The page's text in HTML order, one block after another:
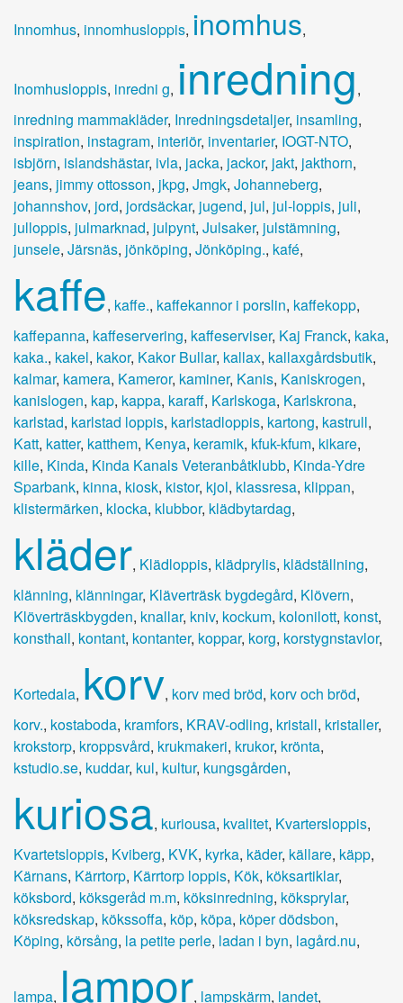
Innomhus, innomhusloppis, inomhus,
Inomhusloppis, inredni g, inredning,
inredning mammakläder, Inredningsdetaljer, insamling,
inspiration, instagram, interiör, inventarier, IOGT-NTO,
isbjörn, islandshästar, ivla, jacka, jackor, jakt, jakthorn,
jeans, jimmy ottosson, jkpg, Jmgk, Johanneberg,
johannshov, jord, jordsäckar, jugend, jul, jul-loppis, juli,
julloppis, julmarknad, julpynt, Julsaker, julstämning,
junsele, Järsnäs, jönköping, Jönköping., kafé,
kaffe, kaffe., kaffekannor i porslin, kaffekopp,
kaffepanna, kaffeservering, kaffeserviser, Kaj Franck, kaka,
kaka., kakel, kakor, Kakor Bullar, kallax, kallaxgårdsbutik,
kalmar, kamera, Kameror, kaminer, Kanis, Kaniskrogen,
kanislogen, kap, kappa, karaff, Karlskoga, Karlskrona,
karlstad, karlstad loppis, karlstadloppis, kartong, kastrull,
Katt, katter, katthem, Kenya, keramik, kfuk-kfum, kikare,
kille, Kinda, Kinda Kanals Veteranbåtklubb, Kinda-Ydre
Sparbank, kinna, kiosk, kistor, kjol, klassresa, klippan,
klistermärken, klocka, klubbor, klädbytardag,
kläder, Klädloppis, klädprylis, klädställning,
klänning, klänningar, Kläverträsk bygdegård, Klövern,
Klöverträskbygden, knallar, kniv, kockum, kolonilott, konst,
konsthall, kontant, kontanter, koppar, korg, korstygnstavlor,
Kortedala, korv, korv med bröd, korv och bröd,
korv., kostaboda, kramfors, KRAV-odling, kristall, kristaller,
krokstorp, kroppsvård, krukmakeri, krukor, krönta,
kstudio.se, kuddar, kul, kultur, kungsgården,
kuriosa, kuriousa, kvalitet, Kvartersloppis,
Kvartetsloppis, Kviberg, KVK, kyrka, käder, källare, käpp,
Kärnans, Kärrtorp, Kärrtorp loppis, Kök, köksartiklar,
köksbord, köksgeråd m.m, köksinredning, köksprylar,
köksredskap, kökssoffa, köp, köpa, köper dödsbon,
Köping, körsång, la petite perle, ladan i byn, lagård.nu,
lampa, lampor, lampskärm, landet,